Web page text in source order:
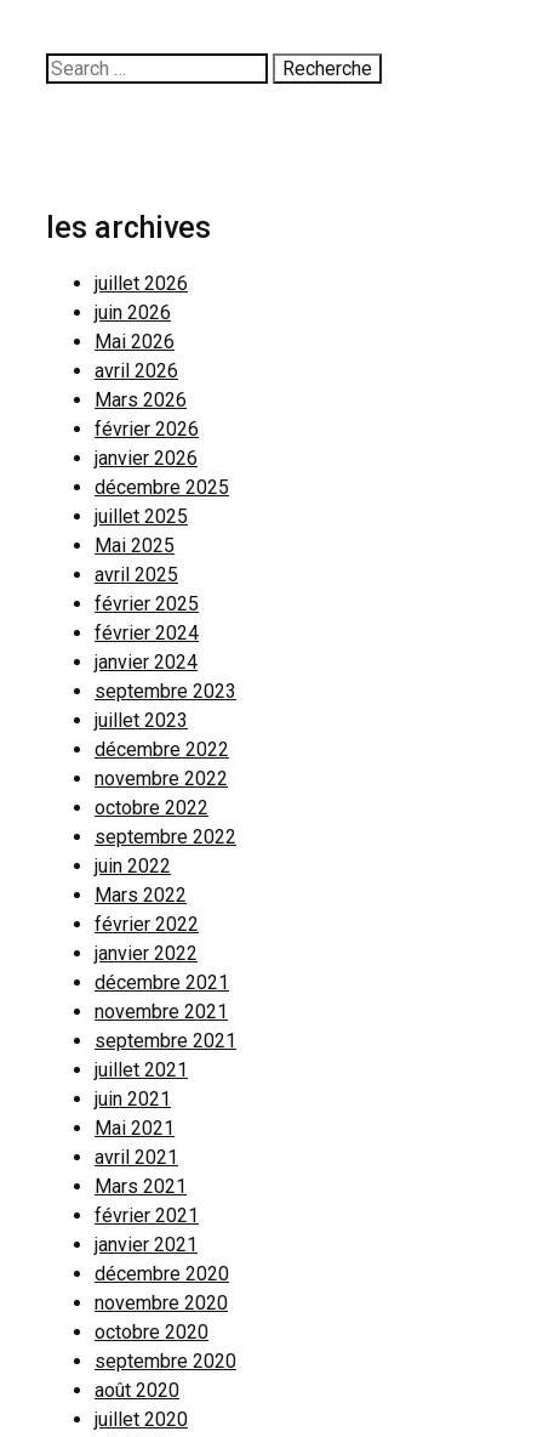
Rechercher:
les archives
juillet 2026
juin 2026
Mai 2026
avril 2026
Mars 2026
février 2026
janvier 2026
décembre 2025
juillet 2025
Mai 2025
avril 2025
février 2025
février 2024
janvier 2024
septembre 2023
juillet 2023
décembre 2022
novembre 2022
octobre 2022
septembre 2022
juin 2022
Mars 2022
février 2022
janvier 2022
décembre 2021
novembre 2021
septembre 2021
juillet 2021
juin 2021
Mai 2021
avril 2021
Mars 2021
février 2021
janvier 2021
décembre 2020
novembre 2020
octobre 2020
septembre 2020
août 2020
juillet 2020